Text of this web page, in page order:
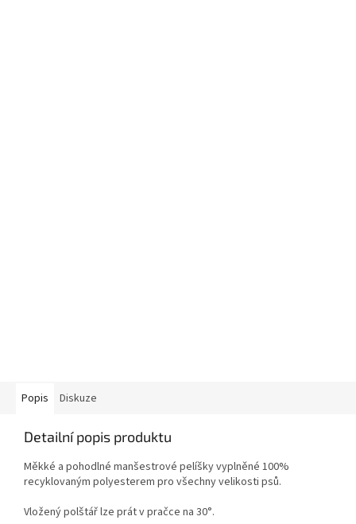
Popis Diskuze
Detailní popis produktu
Měkké a pohodlné manšestrové pelíšky vyplněné 100%
recyklovaným polyesterem pro všechny velikosti psů.
Vložený polštář lze prát v pračce na 30°.